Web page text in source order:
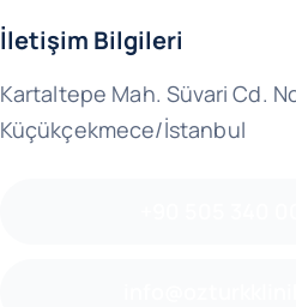
İletişim Bilgileri
Kartaltepe Mah. Süvari Cd.
Küçükçekmece/İstanbul